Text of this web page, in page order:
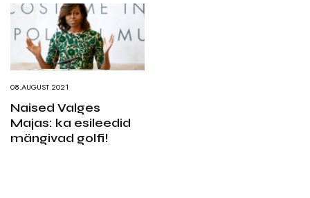
08.AUGUST 2021
Naised Valges
Majas: ka esileedid
mängivad golfi!